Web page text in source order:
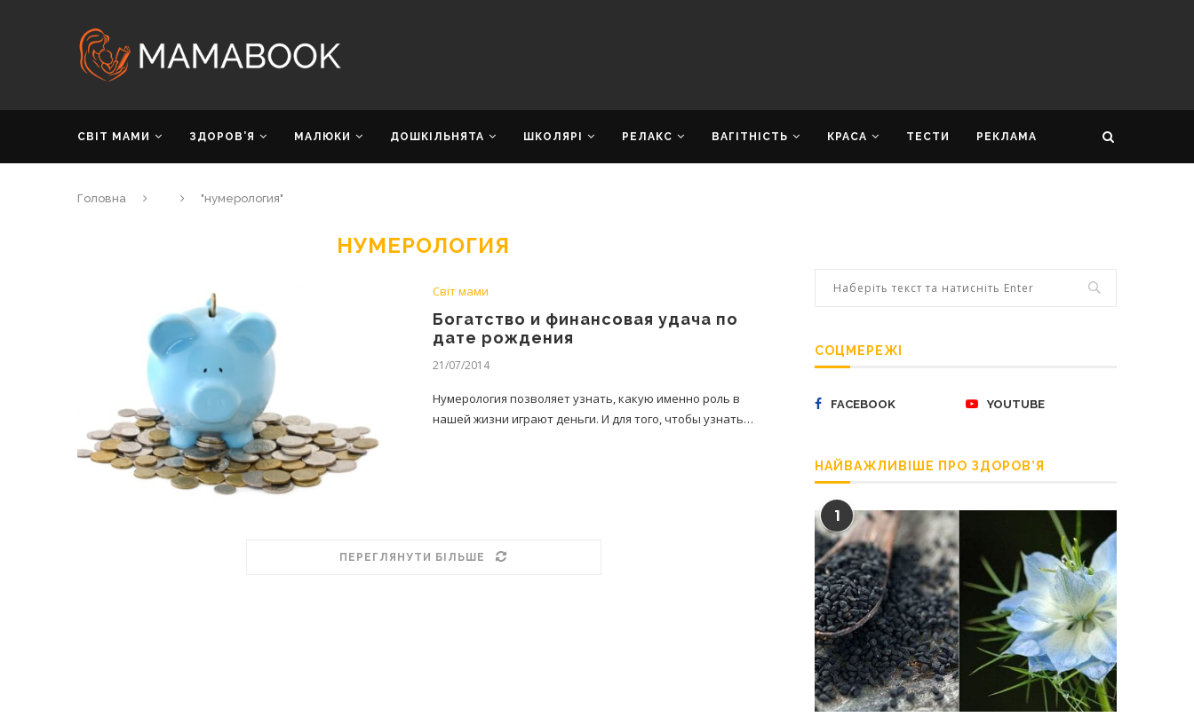
СВІТ МАМИ ЗДОРОВ’Я МАЛЮКИ ДОШКІЛЬНЯТА ШКОЛЯРІ РЕЛАКС ВАГІТНІСТЬ КРАСА ТЕСТИ РЕКЛАМА
Головна "нумерология"
НУМЕРОЛОГИЯ
Світ мами
Богатство и финансовая удача по
дате рождения
21/07/2014
Нумерология позволяет узнать, какую именно роль в
нашей жизни играют деньги. И для того, чтобы узнать…
ПЕРЕГЛЯНУТИ БІЛЬШЕ
СОЦМЕРЕЖІ
FACEBOOK YOUTUBE
НАЙВАЖЛИВІШЕ ПРО ЗДОРОВ’Я
1